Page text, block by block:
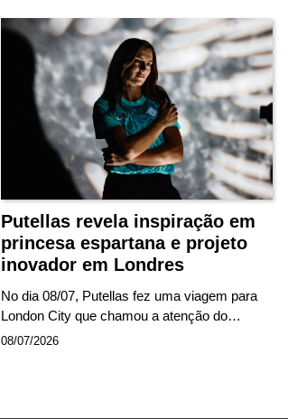
Putellas revela inspiração em
princesa espartana e projeto
inovador em Londres
No dia 08/07, Putellas fez uma viagem para
London City que chamou a atenção do…
08/07/2026